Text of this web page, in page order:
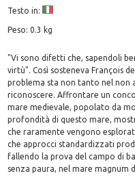
Testo in:
Peso: 0.3 kg
"Vi sono difetti che, sapendoli
virtù". Così sosteneva François
problema sta non tanto nel non
riconoscere. Affrontare un
mare medievale, popolato da
profondità di questo mare,
che raramente vengono
che approcci standardizzati
fallendo la prova del campo di
senza paura, nel mare magnum